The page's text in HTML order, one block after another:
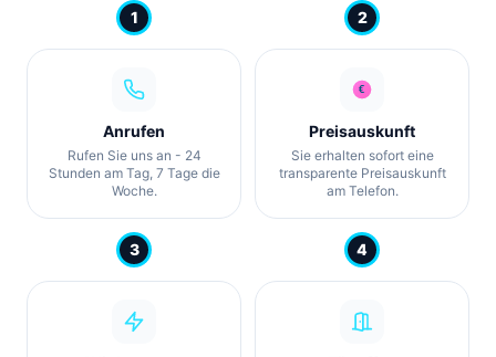
1
Anrufen
Rufen Sie uns an - 24
Stunden am Tag, 7 Tage die
Woche.
2
Preisauskunft
Sie erhalten sofort eine
transparente Preisauskunft
am Telefon.
3 4